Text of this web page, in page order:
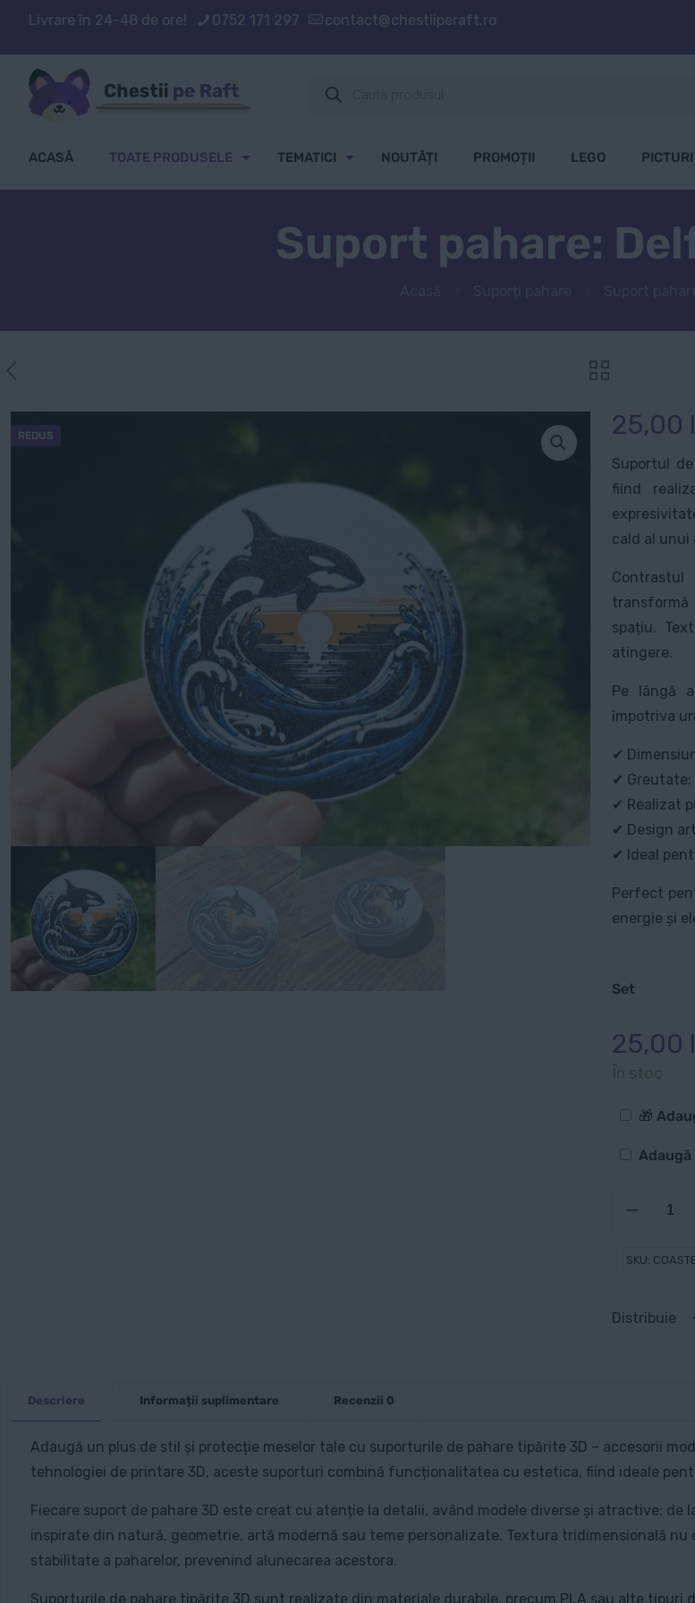
Livrare în 24-48 de ore! 0752 171 297 contact@chestiiperaft.ro
search
ACASĂ TOATE PRODUSELE TEMATICI NOUTĂȚI PROMOȚII LEGO
Suport pahare:
REDUS 25,00
Suportul
fiind
cald al unui
spațiu.
atingere.
Pe lângă
împotriva
✔
✔ Greutate:
✔ Realizat
✔ Design
✔ Ideal
Perfect
energie și
Set
25,00
În stoc
Opțiuni
🎁
Valuri
SKU:
Distribuie
Descriere Informații suplimentare Recenzii 0
Adaugă un plus de stil și protecție meselor tale cu suporturile de pahare tipărite 3D – accesorii
tehnologiei de printare 3D, aceste suporturi combină funcționalitatea cu estetica, fiind ideale
Fiecare suport de pahare 3D este creat cu atenție la detalii, având modele diverse și atractive:
inspirate din natură, geometrie, artă modernă sau teme personalizate. Textura tridimensională
stabilitate a paharelor, prevenind alunecarea acestora.
Suporturile de pahare tipărite 3D sunt realizate din materiale durabile, precum PLA sau alte